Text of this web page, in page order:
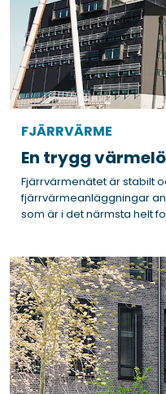
FJÄRRVÄRME
En trygg
Fjärrvärmenätet är stabilt
fjärrvärmeanläggningar
som är i det närmsta helt